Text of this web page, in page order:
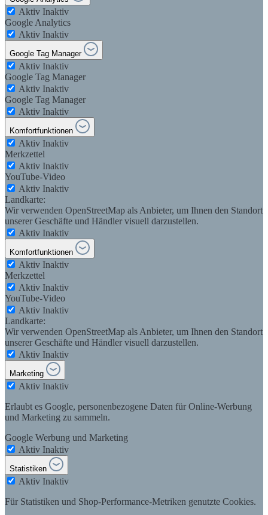
Aktiv Inaktiv
Google Analytics
Aktiv Inaktiv
Google Tag Manager
Aktiv Inaktiv
Google Tag Manager
Aktiv Inaktiv
Google Tag Manager
Aktiv Inaktiv
Komfortfunktionen
Aktiv Inaktiv
Merkzettel
Aktiv Inaktiv
YouTube-Video
Aktiv Inaktiv
Landkarte:
Wir verwenden OpenStreetMap als Anbieter, um Ihnen den Standort
unserer Geschäfte und Händler visuell darzustellen.
Aktiv Inaktiv
Komfortfunktionen
Aktiv Inaktiv
Merkzettel
Aktiv Inaktiv
YouTube-Video
Aktiv Inaktiv
Landkarte:
Wir verwenden OpenStreetMap als Anbieter, um Ihnen den Standort
unserer Geschäfte und Händler visuell darzustellen.
Aktiv Inaktiv
Marketing
Aktiv Inaktiv
Erlaubt es Google, personenbezogene Daten für Online-Werbung
und Marketing zu sammeln.
Google Werbung und Marketing
Aktiv Inaktiv
Statistiken
Aktiv Inaktiv
Für Statistiken und Shop-Performance-Metriken genutzte Cookies.